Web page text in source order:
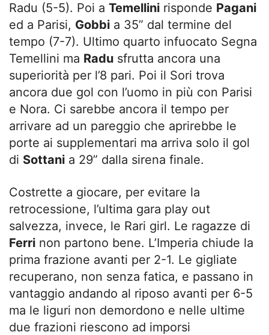
Radu (5-5). Poi a Temellini risponde Pagani
ed a Parisi, Gobbi a 35” dal termine del
tempo (7-7). Ultimo quarto infuocato Segna
Temellini ma Radu sfrutta ancora una
superiorità per l’8 pari. Poi il Sori trova
ancora due gol con l’uomo in più con Parisi
e Nora. Ci sarebbe ancora il tempo per
arrivare ad un pareggio che aprirebbe le
porte ai supplementari ma arriva solo il gol
di Sottani a 29” dalla sirena finale.
Costrette a giocare, per evitare la
retrocessione, l’ultima gara play out
salvezza, invece, le Rari girl. Le ragazze di
Ferri non partono bene. L’Imperia chiude la
prima frazione avanti per 2-1. Le gigliate
recuperano, non senza fatica, e passano in
vantaggio andando al riposo avanti per 6-5
ma le liguri non demordono e nelle ultime
due frazioni riescono ad imporsi